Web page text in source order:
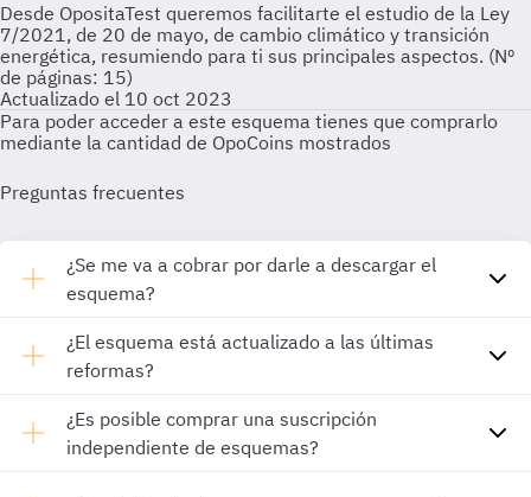
Desde OpositaTest queremos facilitarte el estudio de la Ley
7/2021, de 20 de mayo, de cambio climático y transición
energética, resumiendo para ti sus principales aspectos. (Nº
de páginas: 15)
Actualizado el 10 oct 2023
Para poder acceder a este esquema tienes que comprarlo
mediante la cantidad de OpoCoins mostrados
Preguntas frecuentes
¿Se me va a cobrar por darle a descargar el
esquema?
¿El esquema está actualizado a las últimas
reformas?
¿Es posible comprar una suscripción
independiente de esquemas?